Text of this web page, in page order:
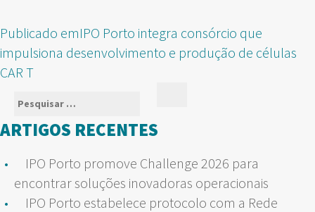
NAVEGAÇÃO
DE
ARTIGOS
Publicado emIPO Porto integra consórcio que
impulsiona desenvolvimento e produção de células
CAR T
Pesquisar
por:
ARTIGOS RECENTES
IPO Porto promove Challenge 2026 para
encontrar soluções inovadoras operacionais
IPO Porto estabelece protocolo com a Rede